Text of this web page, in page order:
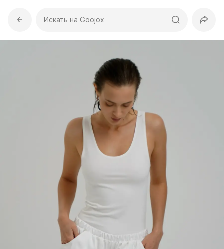
Искать на Goojox